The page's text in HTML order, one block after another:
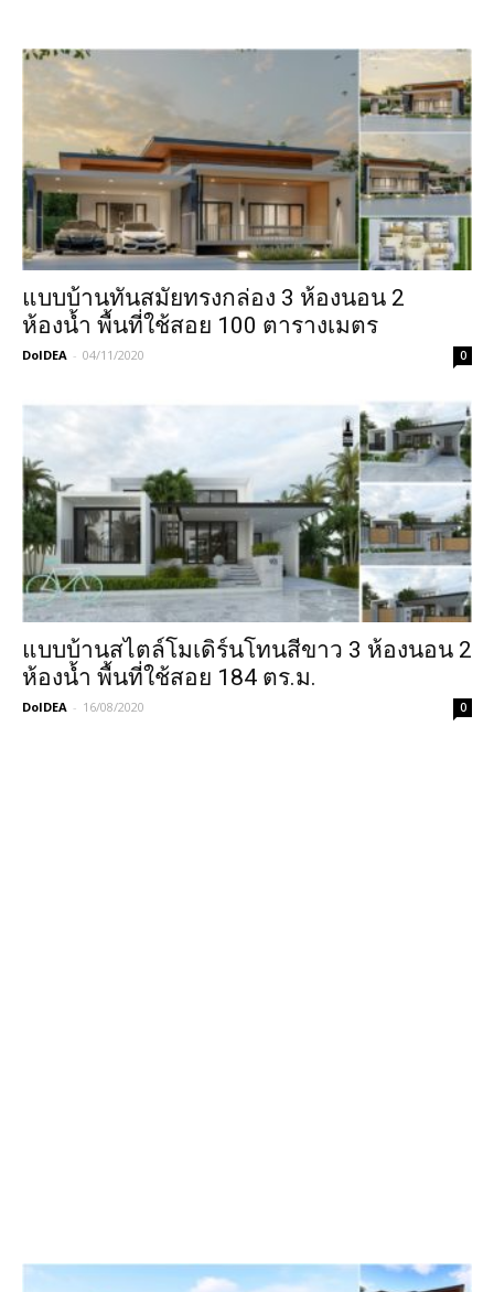
แบบบ้านทันสมัยทรงกล่อง 3 ห้องนอน 2
ห้องน้ำ พื้นที่ใช้สอย 100 ตารางเมตร
DoIDEA - 04/11/2020 0
แบบบ้านสไตล์โมเดิร์นโทนสีขาว 3 ห้องนอน 2
ห้องน้ำ พื้นที่ใช้สอย 184 ตร.ม.
DoIDEA - 16/08/2020 0